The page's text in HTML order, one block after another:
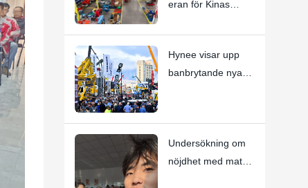
eran för Kinas
Hynee visar upp
banbrytande nya
CON/AGG 2026!
Undersökning om
nöjdhet med maten